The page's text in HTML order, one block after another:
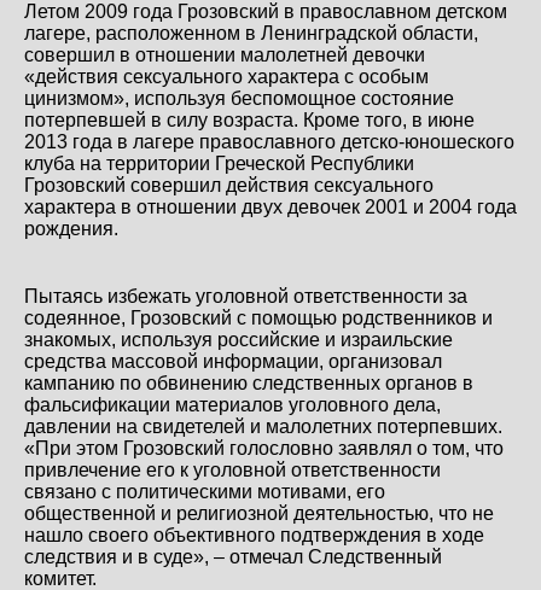
Летом 2009 года Грозовский в православном детском
лагере, расположенном в Ленинградской области,
совершил в отношении малолетней девочки
«действия сексуального характера с особым
цинизмом», используя беспомощное состояние
потерпевшей в силу возраста. Кроме того, в июне
2013 года в лагере православного детско-юношеского
клуба на территории Греческой Республики
Грозовский совершил действия сексуального
характера в отношении двух девочек 2001 и 2004 года
рождения.
Пытаясь избежать уголовной ответственности за
содеянное, Грозовский с помощью родственников и
знакомых, используя российские и израильские
средства массовой информации, организовал
кампанию по обвинению следственных органов в
фальсификации материалов уголовного дела,
давлении на свидетелей и малолетних потерпевших.
«При этом Грозовский голословно заявлял о том, что
привлечение его к уголовной ответственности
связано с политическими мотивами, его
общественной и религиозной деятельностью, что не
нашло своего объективного подтверждения в ходе
следствия и в суде», – отмечал Следственный
комитет.